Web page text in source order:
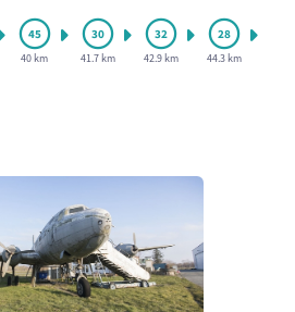
40 km 41.7 km 42.9 km 44.3 km